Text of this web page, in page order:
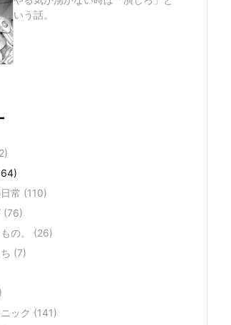
いう話。
常 (110)
(76)
の。 (26)
(7)
ック (141)